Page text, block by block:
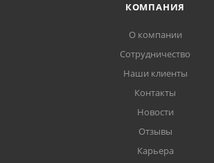
КОМПАНИЯ
О компании
Сотрудничество
Наши клиенты
Контакты
Новости
Отзывы
Карьера